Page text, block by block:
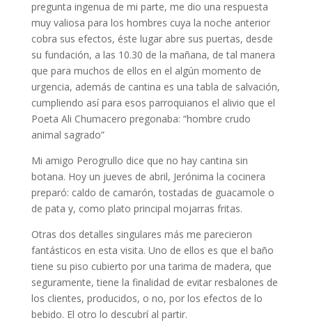
pregunta ingenua de mi parte, me dio una respuesta
muy valiosa para los hombres cuya la noche anterior
cobra sus efectos, éste lugar abre sus puertas, desde
su fundación, a las 10.30 de la mañana, de tal manera
que para muchos de ellos en el algún momento de
urgencia, además de cantina es una tabla de salvación,
cumpliendo así para esos parroquianos el alivio que el
Poeta Ali Chumacero pregonaba: “hombre crudo
animal sagrado”
Mi amigo Perogrullo dice que no hay cantina sin
botana. Hoy un jueves de abril, Jerónima la cocinera
preparó: caldo de camarón, tostadas de guacamole o
de pata y, como plato principal mojarras fritas.
Otras dos detalles singulares más me parecieron
fantásticos en esta visita. Uno de ellos es que el baño
tiene su piso cubierto por una tarima de madera, que
seguramente, tiene la finalidad de evitar resbalones de
los clientes, producidos, o no, por los efectos de lo
bebido. El otro lo descubrí al partir.